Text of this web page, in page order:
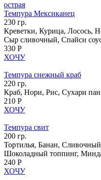
острая
Темпура Мексиканец
230 гр.
Креветки, Курица, Лосось,
Сыр сливочный, Спайси
330 Р
ХОЧУ
Темпура снежный краб
220 гр.
Краб, Нори, Рис, Сухари
210 Р
ХОЧУ
Темпура свит
200 гр.
Тортилья, Банан,
Шоколадный топпинг,
240 Р
ХОЧУ